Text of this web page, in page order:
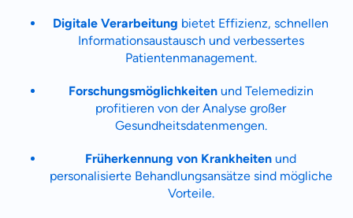
Digitale Verarbeitung bietet Effizienz, schnellen
Informationsaustausch und verbessertes
Patientenmanagement.
Forschungsmöglichkeitenund Telemedizin
profitieren von der Analyse großer
Gesundheitsdatenmengen.
Früherkennung von Krankheiten und
personalisierte Behandlungsansätze sind mögliche
Vorteile.
Krankenhaus
Mit dem Abschicken meiner Daten erkläre ich meineEinwilligung
Kontaktaufnahme durch ottonova.
Weiter zu deinen Informationen